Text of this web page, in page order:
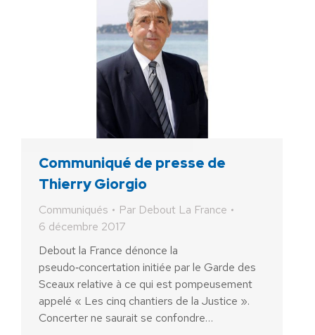
Communiqué de presse de
Thierry Giorgio
Communiqués Par Debout La France
6 décembre 2017
Debout la France dénonce la
pseudo‑concertation initiée par le Garde des
Sceaux relative à ce qui est pompeusement
appelé « Les cinq chantiers de la Justice ».
Concerter ne saurait se confondre…